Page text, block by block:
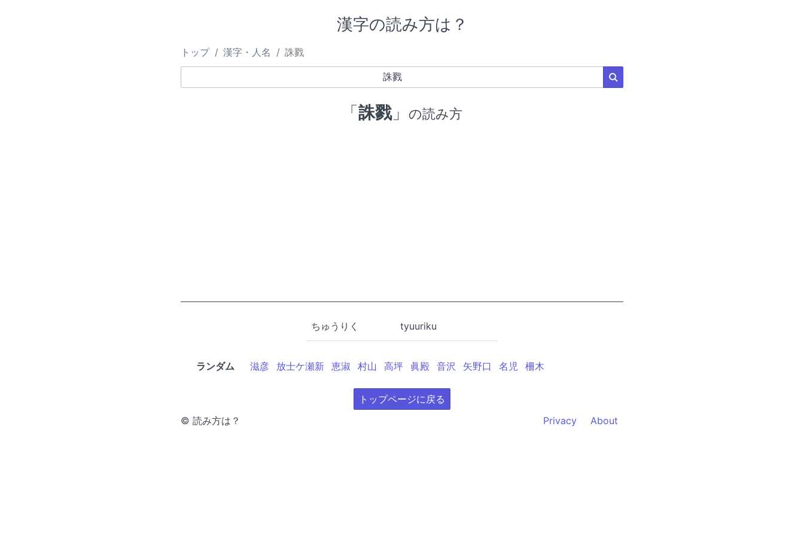
漢字の読み方は？
トップ 漢字・人名 誅戮
「誅戮」 の読み方
ちゅうりく tyuuriku
ランダム 滋彦 放士ケ瀬新 恵淑 村山 高坪 眞殿 音沢 矢野口 名児 柵木
トップページに戻る
© 読み方は？
Privacy About